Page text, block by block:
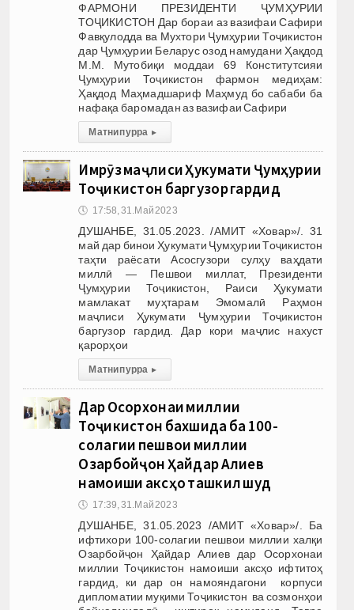
ФАРМОНИ ПРЕЗИДЕНТИ ҶУМҲУРИИ
ТОҶИКИСТОН Дар бораи аз вазифаи Сафири
Фавқулодда ва Мухтори Ҷумҳурии Тоҷикистон
дар Ҷумҳурии Беларус озод намудани Ҳақдод
М.М. Мутобиқи моддаи 69 Конститутсияи
Ҷумҳурии Тоҷикистон фармон медиҳам:
Ҳақдод Маҳмадшариф Маҳмуд бо сабаби ба
нафақа баромадан аз вазифаи Сафири
Матни пурра ▸
Имрӯз маҷлиси Ҳукумати Ҷумҳурии
Тоҷикистон баргузор гардид
🕔 17:58, 31.Май 2023
ДУШАНБЕ, 31.05.2023. /АМИТ «Ховар»/. 31
май дар бинои Ҳукумати Ҷумҳурии Тоҷикистон
таҳти раёсати Асосгузори сулҳу ваҳдати
миллӣ — Пешвои миллат, Президенти
Ҷумҳурии Тоҷикистон, Раиси Ҳукумати
мамлакат муҳтарам Эмомалӣ Раҳмон
маҷлиси Ҳукумати Ҷумҳурии Тоҷикистон
баргузор гардид. Дар кори маҷлис нахуст
қарорҳои
Матни пурра ▸
Дар Осорхонаи миллии
Тоҷикистон бахшида ба 100-
солагии пешвои миллии
Озарбойҷон Ҳайдар Алиев
намоиши аксҳо ташкил шуд
🕔 17:39, 31.Май 2023
ДУШАНБЕ, 31.05.2023 /АМИТ «Ховар»/. Ба
ифтихори 100-солагии пешвои миллии халқи
Озарбойҷон Ҳайдар Алиев дар Осорхонаи
миллии Тоҷикистон намоиши аксҳо ифтитоҳ
гардид, ки дар он намояндагони корпуси
дипломатии муқими Тоҷикистон ва созмонҳои